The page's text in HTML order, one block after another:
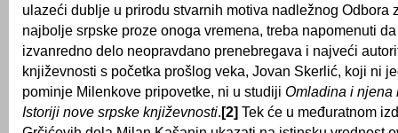
ulazeći dublje u prirodu stvarnih motiva nadležnog Odbora
najbolje srpske proze onoga vremena, treba napomenuti
izvanredno delo neopravdano prenebregava i najveći
književnosti s početka prošlog veka, Jovan Skerlić, koji ni
pominje Milenkove pripovetke, ni u studiji Omladina i njena
Istoriji nove srpske književnosti.[2] Tek će u međuratnom